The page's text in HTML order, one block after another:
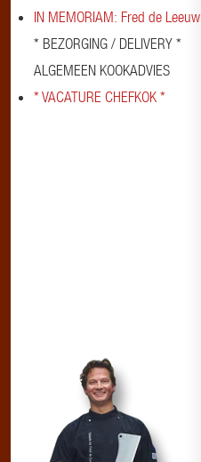
IN MEMORIAM: Fred de Leeuw
* BEZORGING / DELIVERY *
ALGEMEEN KOOKADVIES
* VACATURE CHEFKOK *